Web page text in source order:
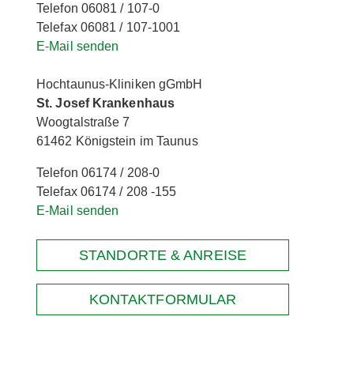
Telefon 06081 / 107-0
Telefax 06081 / 107-1001
E-Mail senden
Hochtaunus-Kliniken gGmbH
St. Josef Krankenhaus
Woogtalstraße 7
61462 Königstein im Taunus
Telefon 06174 / 208-0
Telefax 06174 / 208 -155
E-Mail senden
STANDORTE & ANREISE
KONTAKTFORMULAR